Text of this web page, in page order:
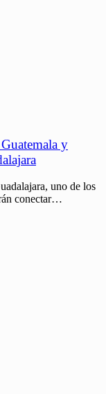
y
uno de los
conectar…